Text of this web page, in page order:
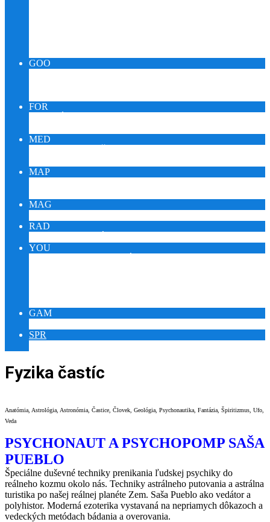
GOO
FOR
MED
MAP
MAG
RAD
YOU
GAM
SPR
Fyzika častíc
Anatómia, Astrológia, Astronómia, Častice, Človek, Geológia, Psychonautika, Fantázia, Špiritizmus, Ufo,
Veda
PSYCHONAUT A PSYCHOPOMP SAŠA
PUEBLO
Špeciálne duševné techniky prenikania ľudskej psychiky do
reálneho kozmu okolo nás. Techniky astrálneho putovania a astrálna
turistika po našej reálnej planéte Zem. Saša Pueblo ako vedátor a
polyhistor. Moderná ezoterika vystavaná na nepriamych dôkazoch a
vedeckých metódach bádania a overovania.